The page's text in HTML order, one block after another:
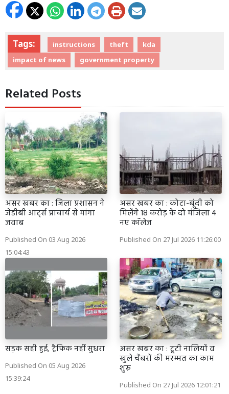
Tags: instructions theft
kda
impact of news
government property
Related Posts
असर खबर का : जिला प्रशासन ने
जेडीबी आर्ट्स प्राचार्य से मांगा
जवाब
Published On 03 Aug 2026
15:04:43
असर खबर का : कोटा-बूंदी को
मिलेंगे 18 करोड़ के दो मंजिला 4
नए कॉलेज
Published On 27 Jul 2026 11:26:00
सड़क सही हुई, ट्रैफिक नहीं सुधरा
Published On 05 Aug 2026
15:39:24
असर खबर का : टूटी नालियों व
खुले चैंबरों की मरम्मत का काम
शुरू
Published On 27 Jul 2026 12:01:21